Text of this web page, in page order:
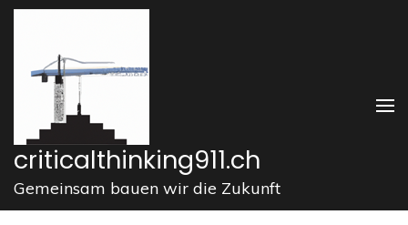
Zum
springen
drücken)
criticalthinking911.ch
Gemeinsam bauen wir die Zukunft